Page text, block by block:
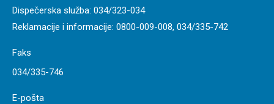
Dispečerska služba: 034/323-034
Reklamacije i informacije: 0800-009-008, 034/335-742
Faks
034/335-746
E-pošta